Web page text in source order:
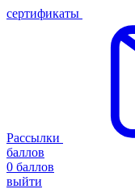
сертификаты
Рассылки
баллов
0 баллов
выйти